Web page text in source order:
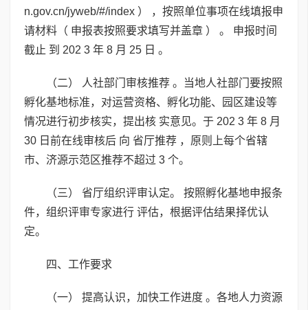
n.gov.cn/jyweb/#/index ） ，按照单位事项在线填报申
请材料（ 申报表按照要求填写并盖章 ） 。 申报时间
截止 到 202 3 年 8 月 25 日 。
（二） 人社部门审核推荐 。当地人社部门要按照
孵化基地标准，对运营资格、孵化功能、园区建设等
情况进行初步核实，提出核 实意见。于 202 3 年 8 月
30 日前在线审核后 向 省厅推荐 ，原则上每个省辖
市、济源示范区推荐不超过 3 个。
（三） 省厅组织评审认定。 按照孵化基地申报条
件，组织评审专家进行 评估，根据评估结果择优认
定。
四、工作要求
（一） 提高认识，加快工作进度 。各地人力资源